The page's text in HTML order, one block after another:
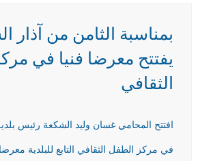
بمناسبة الثامن من آذار
يفتتح معرضا فنيا في
الثقافي
افتتح المحامي غسان وليد الشكعة رئيس
في مركز الطفل الثقافي التابع للبلدية معرضا